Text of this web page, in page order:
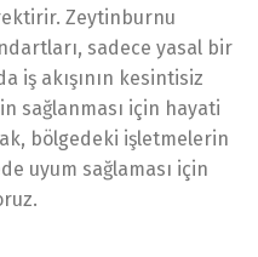
Zeytinburnu
sadece yasal bir
iş akışının kesintisiz
sağlanması için hayati
bölgedeki işletmelerin
uyum sağlaması için